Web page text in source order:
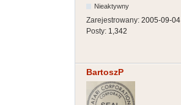
Nieaktywny
Zarejestrowany: 2005-09-04
Posty: 1,342
BartoszP